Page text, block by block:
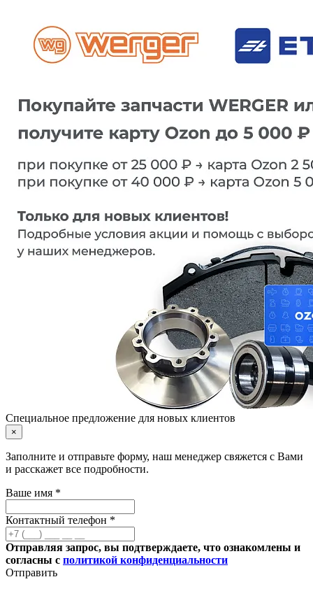
Специальное предложение для новых клиентов
×
Заполните и отправьте форму, наш менеджер свяжется с Вами
и расскажет все подробности.
Ваше имя *
Контактный телефон *
Отправляя запрос, вы подтверждаете, что ознакомлены и
согласны с политикой конфиденциальности
Отправить